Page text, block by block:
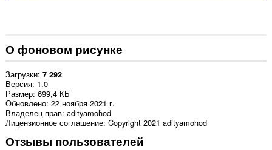
О фоновом рисунке
Загрузки 7 292
Версия 1.0
Размер 699,4 КБ
Обновлено 22 ноября 2021 г.
Владелец прав adityamohod
Лицензионное соглашение Copyright 2021 adityamohod
Отзывы пользователей